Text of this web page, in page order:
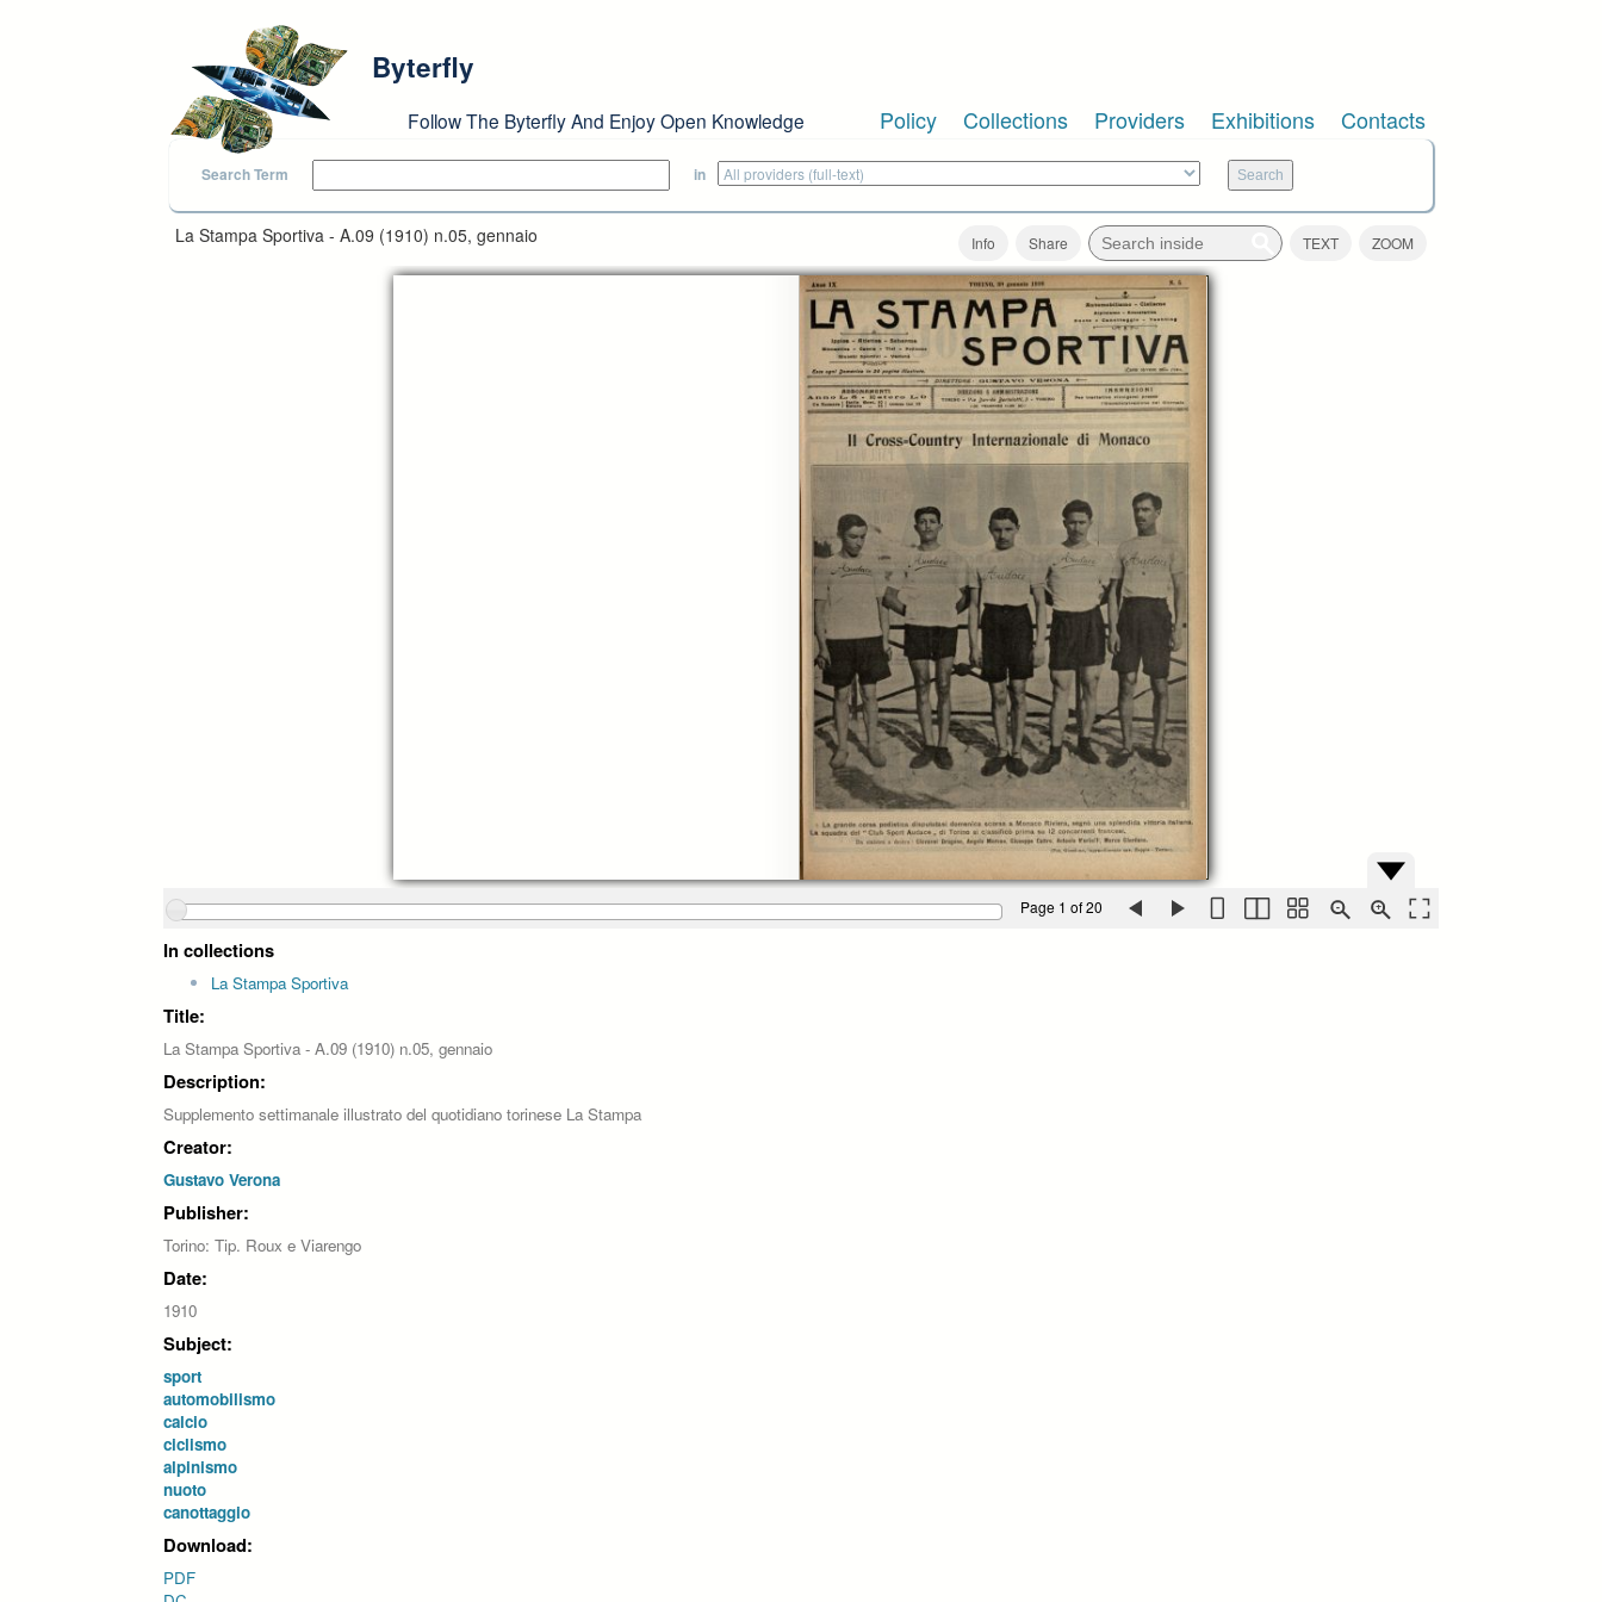
Byterfly
Follow The Byterfly And Enjoy Open Knowledge Policy Collections Providers Exhibitions Contacts
Search Term in
La Stampa Sportiva - A.09 (1910) n.05, gennaio Info Share TEXT ZOOM
Page 1 of 20
In collections
La Stampa Sportiva
Title:
La Stampa Sportiva - A.09 (1910) n.05, gennaio
Description:
Supplemento settimanale illustrato del quotidiano torinese La Stampa
Creator:
Gustavo Verona
Publisher:
Torino: Tip. Roux e Viarengo
Date:
1910
Subject:
sport
automobilismo
calcio
ciclismo
alpinismo
nuoto
canottaggio
Download:
PDF